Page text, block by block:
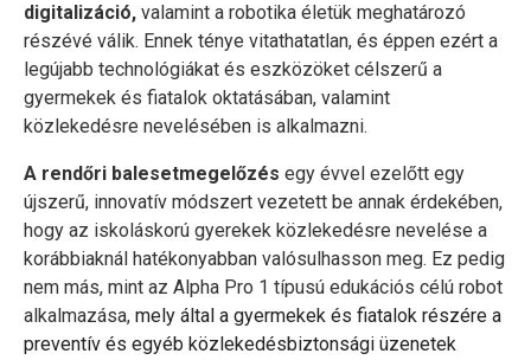
digitalizáció, valamint a robotika életük meghatározó
részévé válik. Ennek ténye vitathatatlan, és éppen ezért a
legújabb technológiákat és eszközöket célszerű a
gyermekek és fiatalok oktatásában, valamint
közlekedésre nevelésében is alkalmazni.
A rendőri balesetmegelőzés egy évvel ezelőtt egy
újszerű, innovatív módszert vezetett be annak érdekében,
hogy az iskoláskorú gyerekek közlekedésre nevelése a
korábbiaknál hatékonyabban valósulhasson meg. Ez pedig
nem más, mint az Alpha Pro 1 típusú edukációs célú robot
alkalmazása, mely által a gyermekek és fiatalok részére a
preventív és egyéb közlekedésbiztonsági üzenetek